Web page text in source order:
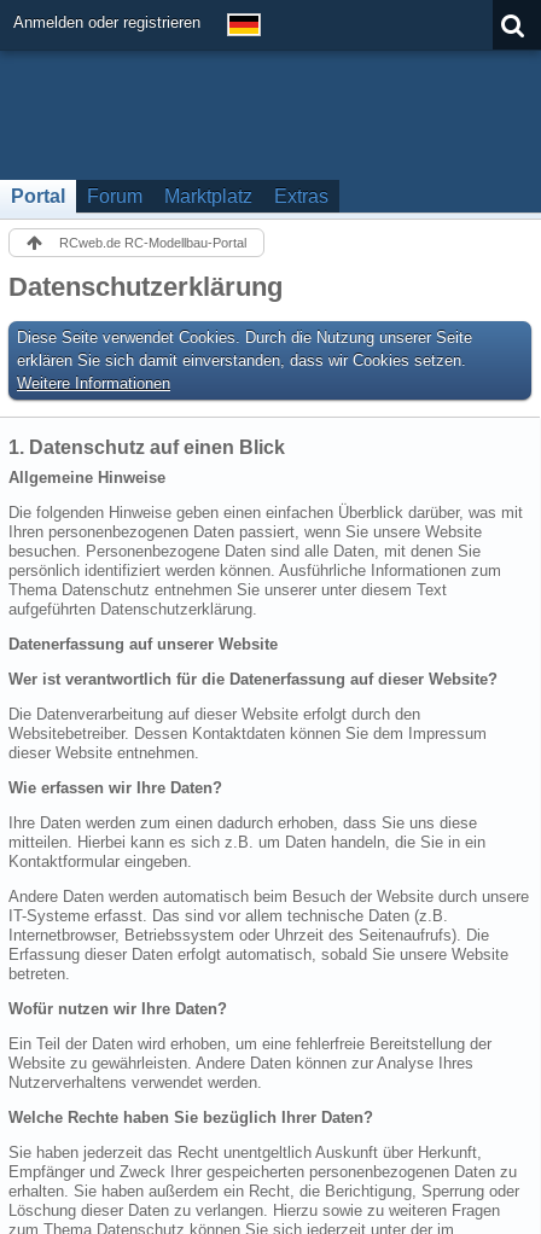
Anmelden oder registrieren
Portal Forum Marktplatz Extras
RCweb.de RC-Modellbau-Portal
Datenschutzerklärung
Diese Seite verwendet Cookies. Durch die Nutzung unserer Seite
erklären Sie sich damit einverstanden, dass wir Cookies setzen.
Weitere Informationen
1. Datenschutz auf einen Blick
Allgemeine Hinweise
Die folgenden Hinweise geben einen einfachen Überblick darüber, was mit
Ihren personenbezogenen Daten passiert, wenn Sie unsere Website
besuchen. Personenbezogene Daten sind alle Daten, mit denen Sie
persönlich identifiziert werden können. Ausführliche Informationen zum
Thema Datenschutz entnehmen Sie unserer unter diesem Text
aufgeführten Datenschutzerklärung.
Datenerfassung auf unserer Website
Wer ist verantwortlich für die Datenerfassung auf dieser Website?
Die Datenverarbeitung auf dieser Website erfolgt durch den
Websitebetreiber. Dessen Kontaktdaten können Sie dem Impressum
dieser Website entnehmen.
Wie erfassen wir Ihre Daten?
Ihre Daten werden zum einen dadurch erhoben, dass Sie uns diese
mitteilen. Hierbei kann es sich z.B. um Daten handeln, die Sie in ein
Kontaktformular eingeben.
Andere Daten werden automatisch beim Besuch der Website durch unsere
IT-Systeme erfasst. Das sind vor allem technische Daten (z.B.
Internetbrowser, Betriebssystem oder Uhrzeit des Seitenaufrufs). Die
Erfassung dieser Daten erfolgt automatisch, sobald Sie unsere Website
betreten.
Wofür nutzen wir Ihre Daten?
Ein Teil der Daten wird erhoben, um eine fehlerfreie Bereitstellung der
Website zu gewährleisten. Andere Daten können zur Analyse Ihres
Nutzerverhaltens verwendet werden.
Welche Rechte haben Sie bezüglich Ihrer Daten?
Sie haben jederzeit das Recht unentgeltlich Auskunft über Herkunft,
Empfänger und Zweck Ihrer gespeicherten personenbezogenen Daten zu
erhalten. Sie haben außerdem ein Recht, die Berichtigung, Sperrung oder
Löschung dieser Daten zu verlangen. Hierzu sowie zu weiteren Fragen
zum Thema Datenschutz können Sie sich jederzeit unter der im